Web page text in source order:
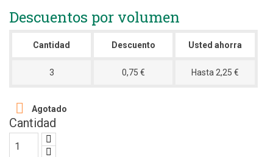
Descuentos por volumen
Cantidad Descuento Usted ahorra
3 0,75 € Hasta 2,25 €
 Agotado
Cantidad